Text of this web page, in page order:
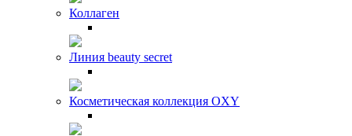
Коллаген
Линия beauty secret
Косметическая коллекция OXY